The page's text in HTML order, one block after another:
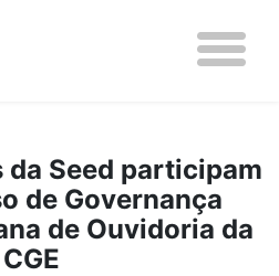
da Seed participam
de Governança
de Ouvidoria da
CGE